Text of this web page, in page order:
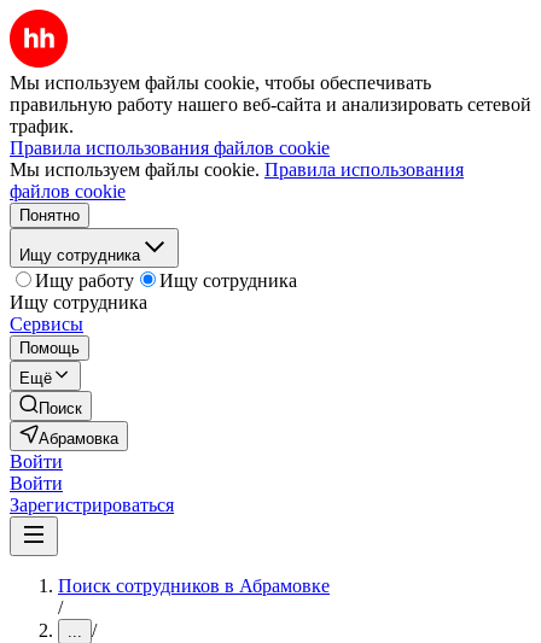
Мы используем файлы cookie, чтобы обеспечивать
правильную работу нашего веб-сайта и анализировать сетевой
трафик.
Правила использования файлов cookie
Мы используем файлы cookie. Правила использования
файлов cookie
Понятно
Ищу сотрудника
Ищу работу
Ищу сотрудника
Ищу сотрудника
Сервисы
Помощь
Ещё
Поиск
Абрамовка
Войти
Войти
Зарегистрироваться
Поиск сотрудников в Абрамовке
/
... /